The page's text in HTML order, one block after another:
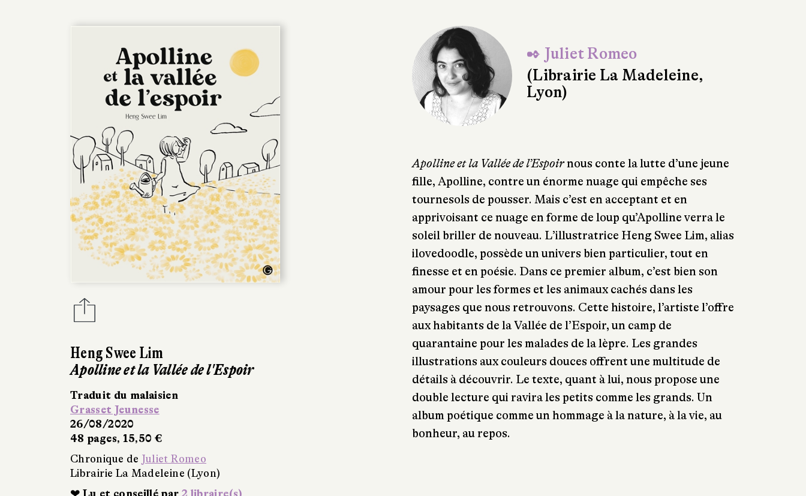
Heng Swee Lim
Apolline et la Vallée de l'Espoir
Traduit du malaisien
Grasset Jeunesse
26/08/2020
48 pages, 15,50 €
Chronique de Juliet Romeo
Librairie La Madeleine (Lyon)
✒ Juliet Romeo
(Librairie La Madeleine,
Lyon)
Apolline et la Vallée de l’Espoirnous conte la lutte d’une jeune
fille, Apolline, contre un énorme nuage qui empêche ses
tournesols de pousser. Mais c’est en acceptant et en
apprivoisant ce nuage en forme de loup qu’Apolline verra le
soleil briller de nouveau. L’illustratrice Heng Swee Lim, alias
ilovedoodle, possède un univers bien particulier, tout en
finesse et en poésie. Dans ce premier album, c’est bien son
amour pour les formes et les animaux cachés dans les
paysages que nous retrouvons. Cette histoire, l’artiste l’offre
aux habitants de la Vallée de l’Espoir, un camp de
quarantaine pour les malades de la lèpre. Les grandes
illustrations aux couleurs douces offrent une multitude de
détails à découvrir. Le texte, quant à lui, nous propose une
double lecture qui ravira les petits comme les grands. Un
album poétique comme un hommage à la nature, à la vie, au
bonheur, au repos.